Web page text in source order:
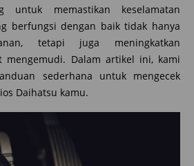
untuk memastikan keselamatan
berfungsi dengan baik tidak hanya
tetapi juga meningkatkan
mengemudi. Dalam artikel ini, kami
sederhana untuk mengecek
Daihatsu kamu.